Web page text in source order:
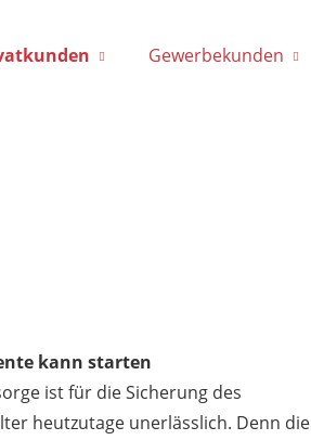
Gewerbekunden
kann starten
ist für die Sicherung des
heutzutage unerlässlich. Denn die